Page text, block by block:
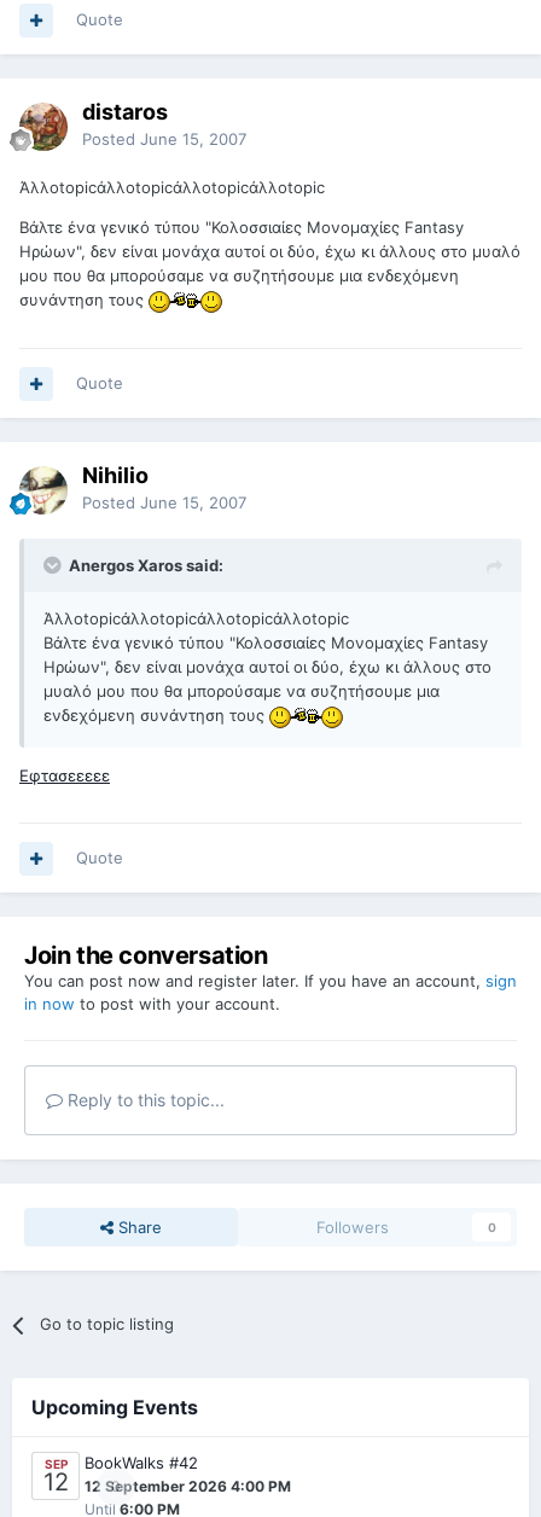
Quote
distaros
Posted June 15, 2007
Άλλοtopicάλλοtopicάλλοtopicάλλοtopic
Βάλτε ένα γενικό τύπου "Κολοσσιαίες Μονομαχίες Fantasy
Ηρώων", δεν είναι μονάχα αυτοί οι δύο, έχω κι άλλους στο μυαλό
μου που θα μπορούσαμε να συζητήσουμε μια ενδεχόμενη
συνάντηση τους
Quote
Nihilio
Posted June 15, 2007
Anergos Xaros said:
Άλλοtopicάλλοtopicάλλοtopicάλλοtopic
Βάλτε ένα γενικό τύπου "Κολοσσιαίες Μονομαχίες Fantasy
Ηρώων", δεν είναι μονάχα αυτοί οι δύο, έχω κι άλλους στο
μυαλό μου που θα μπορούσαμε να συζητήσουμε μια
ενδεχόμενη συνάντηση τους
Εφτασεεεεε
Quote
Join the conversation
You can post now and register later. If you have an account, sign
in now to post with your account.
Reply to this topic...
Share Followers 0
Go to topic listing
Upcoming Events
SEP
12 0
BookWalks #42
12 September 2026 4:00 PM
Until 6:00 PM